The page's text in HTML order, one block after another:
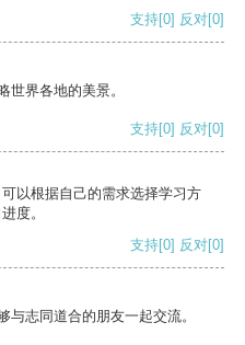
支持[0] 反对[0]
世界各地的美景。
支持[0] 反对[0]
以根据自己的需求选择学习方
度。
支持[0] 反对[0]
志同道合的朋友一起交流。